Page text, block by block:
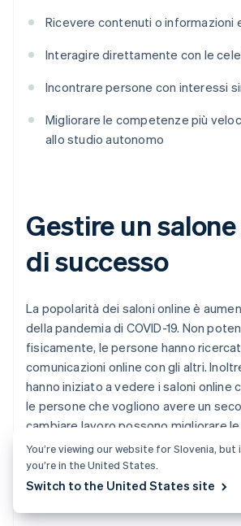
Ricevere contenuti o informazioni
Interagire direttamente con le
Incontrare persone con interessi
Migliorare le competenze più
allo studio autonomo
Gestire un
di successo
La popolarità dei saloni online è
della pandemia di COVID-19. Non
fisicamente, le persone hanno
comunicazioni online con gli altri.
hanno iniziato a vedere i saloni online
le persone che vogliono avere un
cambiare lavoro possono migliorare
competenze. I saloni online
continueranno a espandersi, quindi i
tenere a mente i punti chiave
You’re viewing our website for Slovenia,
you’re in the United States.
Switch to the United States site